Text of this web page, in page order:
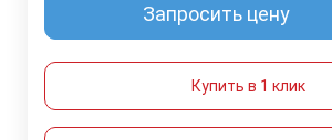
Запросить цену
Купить в 1 клик